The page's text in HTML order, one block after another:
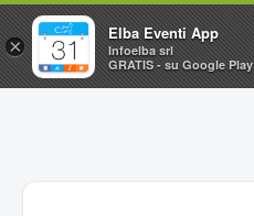
Home
×
Elba Eventi App
Infoelba srl
GRATIS - su Google Play